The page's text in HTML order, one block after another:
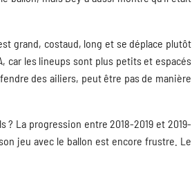
grand, costaud, long et se déplace plutôt
car les lineups sont plus petits et espacés
des ailiers, peut être pas de manière
La progression entre 2018-2019 et 2019-
jeu avec le ballon est encore frustre. Le